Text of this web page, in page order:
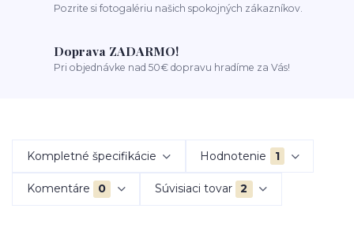
Pozrite si fotogalériu našich spokojných zákazníkov.
Doprava ZADARMO!
Pri objednávke nad 50€ dopravu hradíme za Vás!
Kompletné špecifikácie Hodnotenie 1
Komentáre 0 Súvisiaci tovar 2